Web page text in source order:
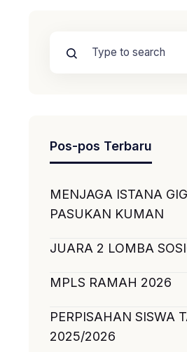
Pos-pos Terbaru
MENJAGA ISTANA
PASUKAN KUMAN
JUARA 2 LOMBA
MPLS RAMAH 2026
PERPISAHAN SISWA
2025/2026